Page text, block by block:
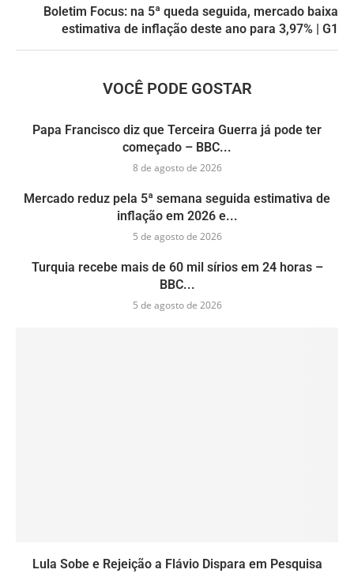
Boletim Focus: na 5ª queda seguida, mercado baixa
estimativa de inflação deste ano para 3,97% | G1
VOCÊ PODE GOSTAR
Papa Francisco diz que Terceira Guerra já pode ter
começado – BBC...
8 de agosto de 2026
Mercado reduz pela 5ª semana seguida estimativa de
inflação em 2026 e...
5 de agosto de 2026
Turquia recebe mais de 60 mil sírios em 24 horas –
BBC...
5 de agosto de 2026
Lula Sobe e Rejeição a Flávio Dispara em Pesquisa